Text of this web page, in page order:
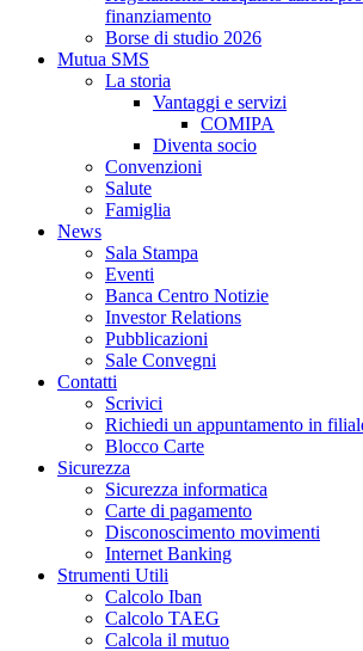
finanziamento
Borse di studio 2026
Mutua SMS
La storia
Vantaggi e servizi
COMIPA
Diventa socio
Convenzioni
Salute
Famiglia
News
Sala Stampa
Eventi
Banca Centro Notizie
Investor Relations
Pubblicazioni
Sale Convegni
Contatti
Scrivici
Richiedi un appuntamento in
Blocco Carte
Sicurezza
Sicurezza informatica
Carte di pagamento
Disconoscimento movimenti
Internet Banking
Strumenti Utili
Calcolo Iban
Calcolo TAEG
Calcola il mutuo